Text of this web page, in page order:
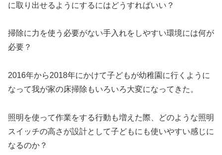
に取り出せるようにするにはどうすればいい？
掃除に力を使う必要がない手入れをしやすい環境には何が
必要？
2016年から2018年にかけて子どもが幼稚園に行くように
なって我が家の床掃除もいろいろ大変になってきた。
照明を使って作業をする行動も増えた際、どのような照明
スイッチの高さが設計として子どもにも使いやすい感じに
なるのか？